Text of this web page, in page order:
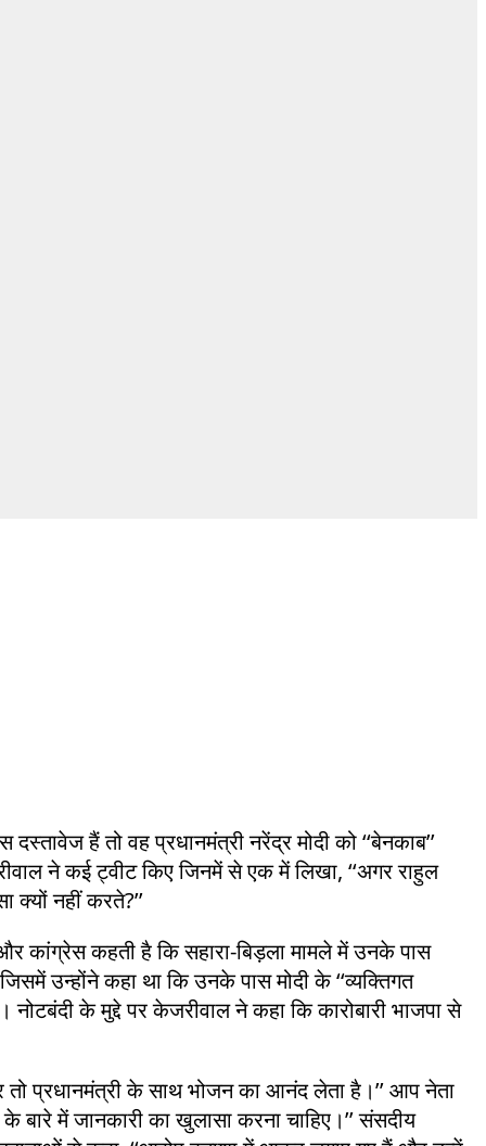
हैं तो वह प्रधानमंत्री नरेंद्र मोदी को ‘‘बेनकाब’’
ने कई ट्वीट किए जिनमें से एक में लिखा, ‘‘अगर राहुल
क्यों नहीं करते?’’
कांग्रेस कहती है कि सहारा-बिड़ला मामले में उनके पास
उन्होंने कहा था कि उनके पास मोदी के ‘‘व्यक्तिगत
के मुद्दे पर केजरीवाल ने कहा कि कारोबारी भाजपा से
तो प्रधानमंत्री के साथ भोजन का आनंद लेता है।’’ आप नेता
बारे में जानकारी का खुलासा करना चाहिए।’’ संसदीय